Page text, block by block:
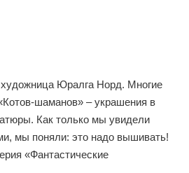
Юралга Норд. Многие
шаманов» – украшения в
Как только мы увидели
мы поняли: это надо вышивать!
«Фантастические